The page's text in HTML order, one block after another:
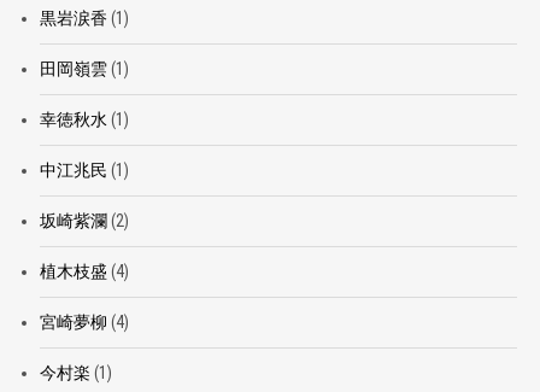
黒岩涙香(1)
田岡嶺雲(1)
幸徳秋水(1)
中江兆民 (1)
坂崎紫瀾 (2)
植木枝盛 (4)
宮崎夢柳 (4)
今村楽 (1)